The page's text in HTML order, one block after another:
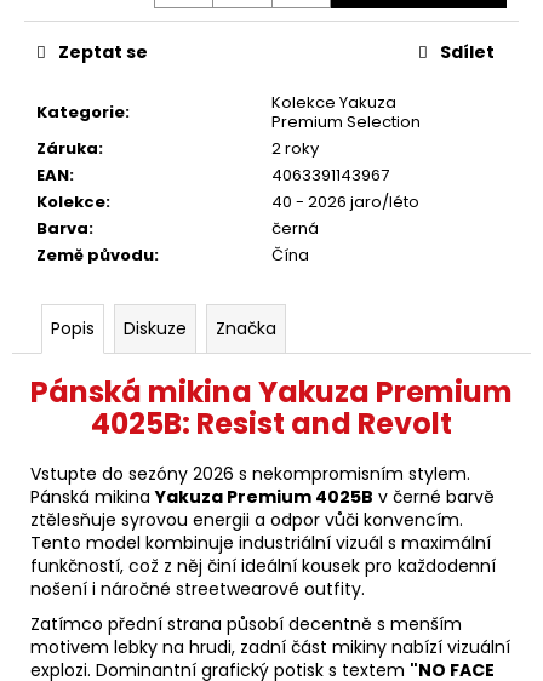
Kategorie:
Kolekce Yakuza
Premium Selection
Záruka:
2 roky
EAN:
4063391143967
Kolekce:
40 - 2026 jaro/léto
Barva:
černá
Země původu: Čína
Zeptat se Sdílet
Popis Diskuze Značka
Pánská mikina Yakuza Premium
4025B: Resist and Revolt
Vstupte do sezóny 2026 s nekompromisním stylem.
Pánská mikinaYakuza Premium 4025B v černé barvě
ztělesňuje syrovou energii a odpor vůči konvencím.
Tento model kombinuje industriální vizuál s maximální
funkčností, což z něj činí ideální kousek pro každodenní
nošení i náročné streetwearové outfity.
Zatímco přední strana působí decentně s menším
motivem lebky na hrudi, zadní část mikiny nabízí vizuální
explozi. Dominantní grafický potisk s textem "NO FACE
749
Kč
Původně:
Kč